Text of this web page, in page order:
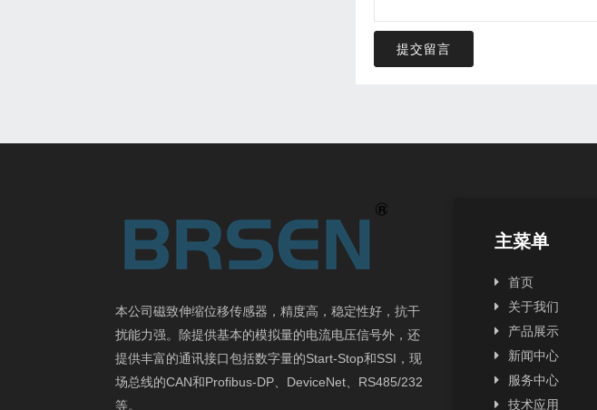
提交留言
本公司磁致伸缩位移传感器，精度高，稳定性好，抗干
扰能力强。除提供基本的模拟量的电流电压信号外，还
提供丰富的通讯接口包括数字量的Start-Stop和SSI，现
场总线的CAN和Profibus-DP、DeviceNet、RS485/232
等。
主菜单
首页
关于我们
产品展示
新闻中心
服务中心
技术应用